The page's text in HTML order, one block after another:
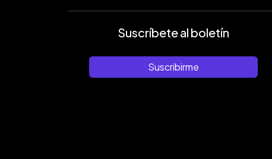
Suscríbete al boletín
Suscribirme